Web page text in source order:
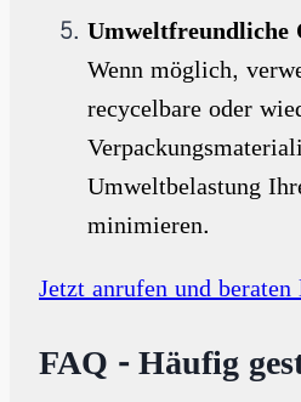
Umweltfreundliche
Wenn möglich,
recycelbare oder
Umweltbelastung
minimieren.
Jetzt anrufen und
FAQ - Häufig